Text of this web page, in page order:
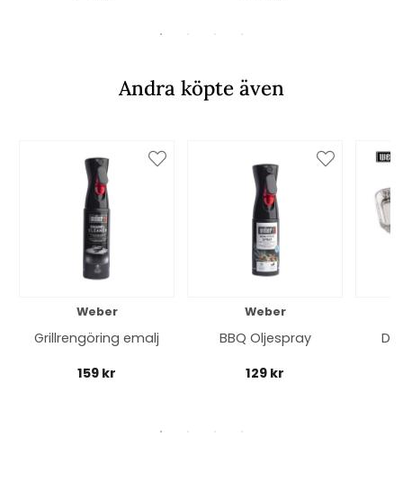
Andra köpte även
Weber
Grillrengöring emalj
159 kr
Weber
BBQ Oljespray
129 kr